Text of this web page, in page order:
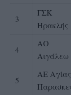
3
ΓΣΚ
Ηρακλής
4
ΑΟ
Αιγάλεω
5
ΑΕ Αγίας